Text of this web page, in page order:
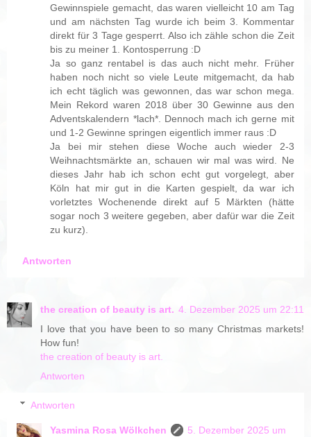
Gewinnspiele gemacht, das waren vielleicht 10 am Tag
und am nächsten Tag wurde ich beim 3. Kommentar
direkt für 3 Tage gesperrt. Also ich zähle schon die Zeit
bis zu meiner 1. Kontosperrung :D
Ja so ganz rentabel is das auch nicht mehr. Früher
haben noch nicht so viele Leute mitgemacht, da hab
ich echt täglich was gewonnen, das war schon mega.
Mein Rekord waren 2018 über 30 Gewinne aus den
Adventskalendern *lach*. Dennoch mach ich gerne mit
und 1-2 Gewinne springen eigentlich immer raus :D
Ja bei mir stehen diese Woche auch wieder 2-3
Weihnachtsmärkte an, schauen wir mal was wird. Ne
dieses Jahr hab ich schon echt gut vorgelegt, aber
Köln hat mir gut in die Karten gespielt, da war ich
vorletztes Wochenende direkt auf 5 Märkten (hätte
sogar noch 3 weitere gegeben, aber dafür war die Zeit
zu kurz).
Antworten
the creation of beauty is art. 4. Dezember 2025 um 22:11
I love that you have been to so many Christmas markets!
How fun!
the creation of beauty is art.
Antworten
Antworten
Yasmina Rosa Wölkchen
5. Dezember 2025 um